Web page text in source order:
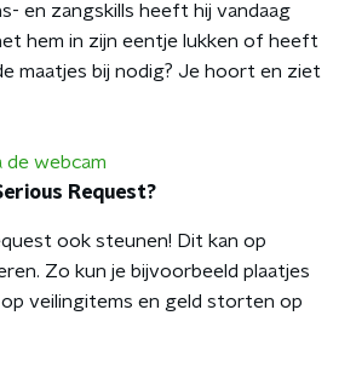
en zangskills heeft hij vandaag
hem in zijn eentje lukken of heeft
maatjes bij nodig? Je hoort en ziet
de webcam
Request?
ook steunen! Dit kan op
Zo kun je bijvoorbeeld plaatjes
op veilingitems en geld storten op